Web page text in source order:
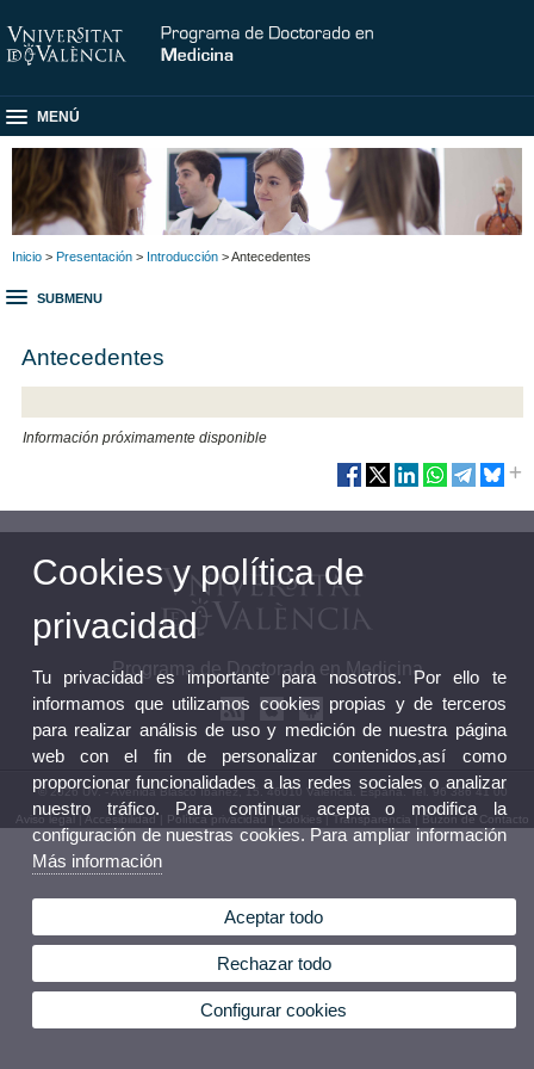
MENÚ
Inicio > Presentación > Introducción > Antecedentes
SUBMENU
Antecedentes
Información próximamente disponible
Programa de Doctorado en Medicina
© 2026 UV. - Avenida Blasco Ibáñez, 15. 46010 Valencia. España. Tel. 96 386 41 00
Aviso legal|Accesibilidad| Política privacidad|Cookies|Transparencia| Buzón de Contacto
Cookies y política de
privacidad
Tu privacidad es importante para nosotros. Por ello te
informamos que utilizamos cookies propias y de terceros
para realizar análisis de uso y medición de nuestra página
web con el fin de personalizar contenidos,así como
proporcionar funcionalidades a las redes sociales o analizar
nuestro tráfico. Para continuar acepta o modifica la
configuración de nuestras cookies. Para ampliar información
Más información
Aceptar todo
Rechazar todo
Configurar cookies